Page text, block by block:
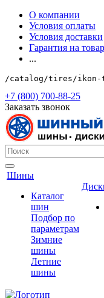
О компании
Условия оплаты
Условия доставки
Гарантия на товар
...
/catalog/tires/ikon-
+7 (800) 700-88-25
Заказать звонок
Шины
Каталог
шин
Подбор по
параметрам
Зимние
шины
Летние
шины